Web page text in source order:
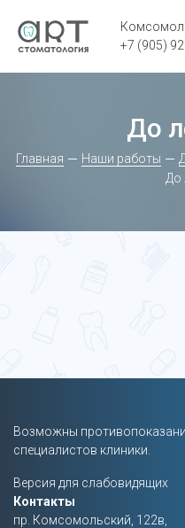
+7 (905)
До
Главная Наши работы
До
Возможны
специалистов клиники.
Версия для слабовидящих
Контакты
пр. Комсомольский, 122в,